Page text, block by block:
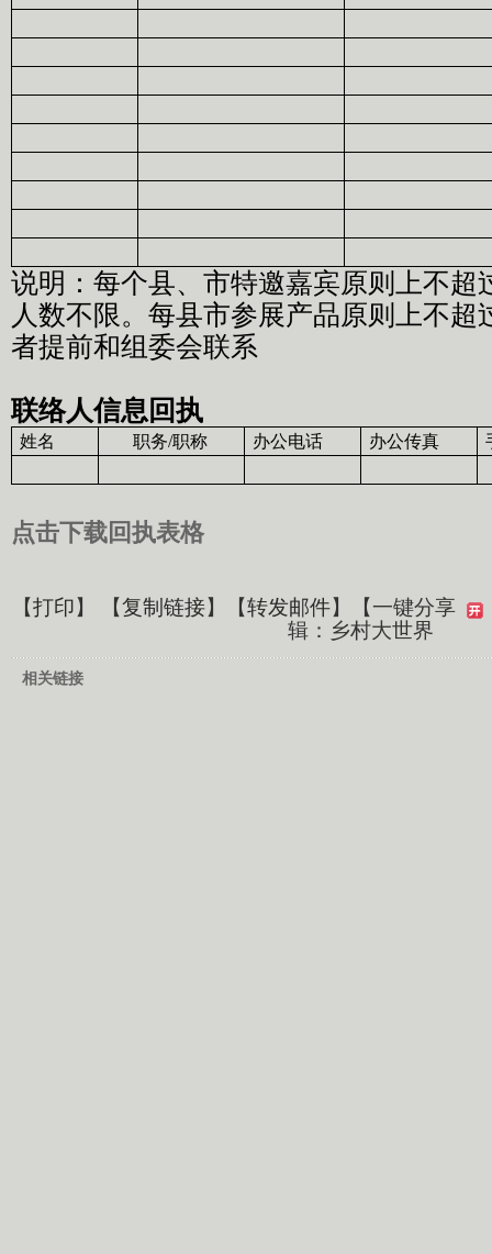
说明：每个县、市特邀嘉宾原则上不超
人数不限。每县市参展产品原则上不超
者提前和组委会联系
联络人信息回执
姓名 职务/职称 办公电话 办公传真
点击下载回执表格
【打印】 【复制链接】【转发邮件】
【一键分享
辑：乡村大世界
相关链接